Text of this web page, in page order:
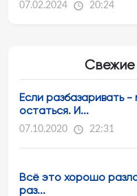
07.02.2024 20:24
Свежие
Если разбазаривать
остаться. И...
07.10.2020 22:31
Всё это хорошо
раз...